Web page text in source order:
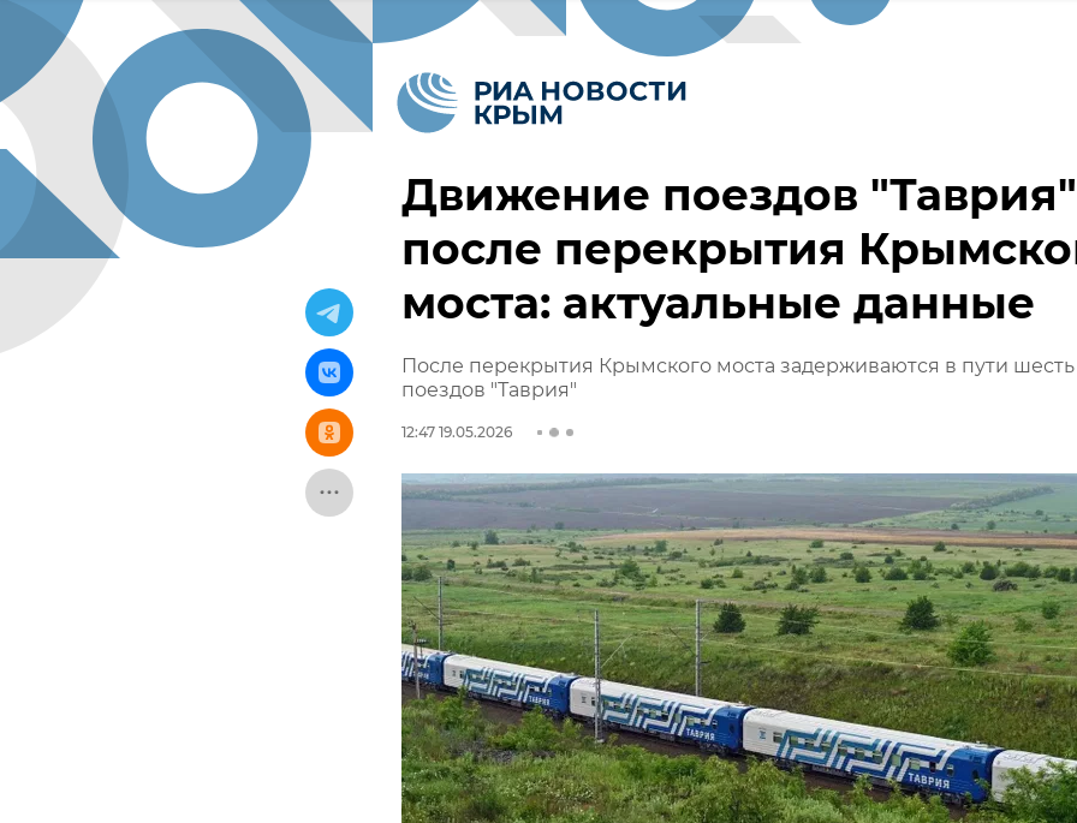
Движение поездов "Таврия"
после перекрытия
моста: актуальные данные
После перекрытия Крымского моста задерживаются в пути шесть
поездов "Таврия"
12:47 19.05.2026